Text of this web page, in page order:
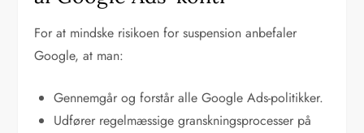
For at mindske risikoen for suspension anbefaler
Google, at man:
Gennemgår og forstår alle Google Ads-politikker.
Udfører regelmæssige granskningsprocesser på